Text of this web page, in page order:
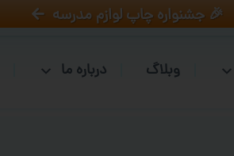
🎉 جشنواره چاپ لوازم مدرسه
وبلاگ درباره ما